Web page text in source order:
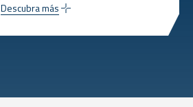
Descubra más